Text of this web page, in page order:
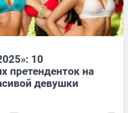
10
претенденток на
девушки